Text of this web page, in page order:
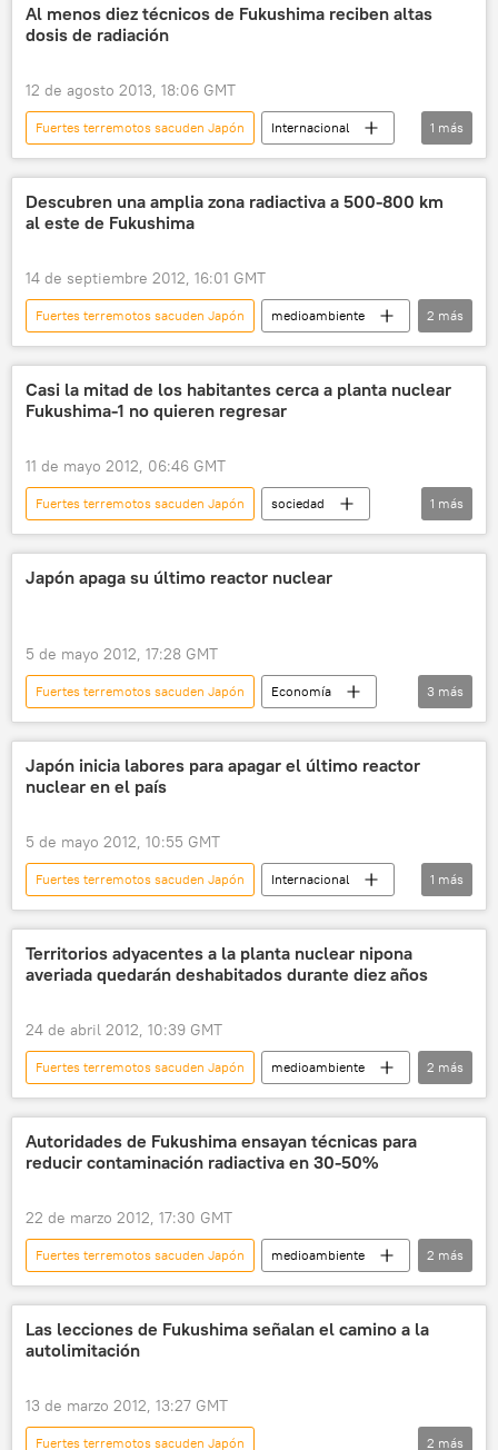
Al menos diez técnicos de Fukushima reciben altas
dosis de radiación
12 de agosto 2013, 18:06 GMT
Fuertes terremotos sacuden Japón
Internacional
noticias
1 más
Descubren una amplia zona radiactiva a 500-800 km
al este de Fukushima
14 de septiembre 2012, 16:01 GMT
Fuertes terremotos sacuden Japón
medioambiente
sociedad
noticias
2 más
Casi la mitad de los habitantes cerca a planta nuclear
Fukushima-1 no quieren regresar
11 de mayo 2012, 06:46 GMT
Fuertes terremotos sacuden Japón
sociedad
noticias
1 más
Japón apaga su último reactor nuclear
5 de mayo 2012, 17:28 GMT
Fuertes terremotos sacuden Japón
Economía
medioambiente
sociedad noticias
3 más
Japón inicia labores para apagar el último reactor
nuclear en el país
5 de mayo 2012, 10:55 GMT
Fuertes terremotos sacuden Japón
Internacional
noticias
1 más
Territorios adyacentes a la planta nuclear nipona
averiada quedarán deshabitados durante diez años
24 de abril 2012, 10:39 GMT
Fuertes terremotos sacuden Japón
medioambiente
sociedad
noticias
2 más
Autoridades de Fukushima ensayan técnicas para
reducir contaminación radiactiva en 30-50%
22 de marzo 2012, 17:30 GMT
Fuertes terremotos sacuden Japón
medioambiente
sociedad
noticias
2 más
Las lecciones de Fukushima señalan el camino a la
autolimitación
13 de marzo 2012, 13:27 GMT
Fuertes terremotos sacuden Japón 2 más